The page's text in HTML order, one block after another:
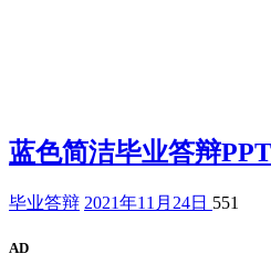
蓝色简洁毕业答辩
毕业答辩 2021年11月24日 551
AD